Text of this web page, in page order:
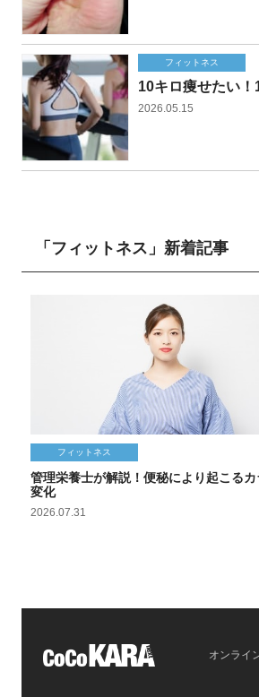
フィットネス
10キロ痩せたい
2026.05.15
「フィットネス」新着記事
フィットネス
管理栄養士が解説！便秘により起こる
変化
2026.07.31
オンライ